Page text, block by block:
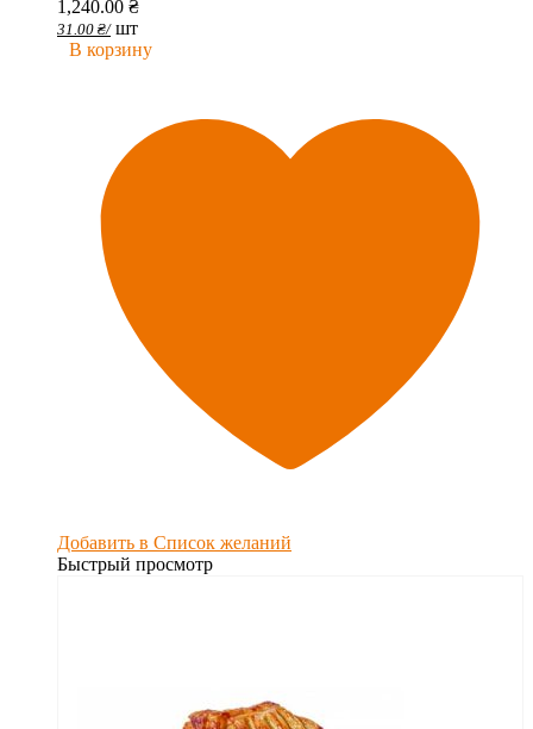
1,240.00 ₴
31.00 ₴/ шт
В корзину
Добавить в Список желаний
Быстрый просмотр